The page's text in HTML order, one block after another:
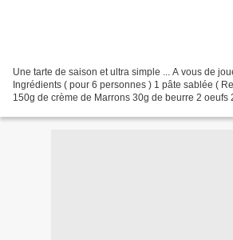
Une tarte de saison et ultra simple ... A vous de
Ingrédients ( pour 6 personnes ) 1 pâte sablée (
150g de crème de Marrons 30g de beurre 2 oeufs